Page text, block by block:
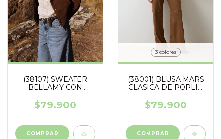
(38107) SWEATER
BELLAMY CON
$79.900
COMPRAR
3 colores
(38001) BLUSA MARS
CLASICA DE POPLIN
$79.900
COMPRAR